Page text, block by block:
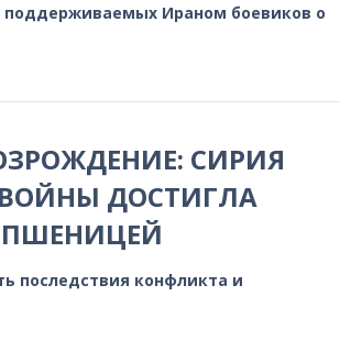
Ираном боевиков о
СИРИЯ
ДОСТИГЛА
ПШЕНИЦЕЙ
последствия конфликта и